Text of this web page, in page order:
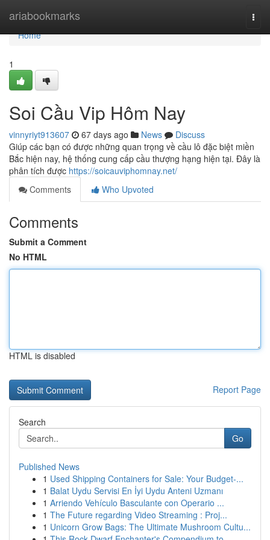
ariabookmarks
Home
Home
1
Soi Cầu Vip Hôm Nay
vinnyriyt913607 67 days ago News
Discuss
Giúp các bạn có được những quan trọng về cầu lô đặc biệt miền
Bắc hiện nay, hệ thống cung cấp cầu thượng hạng hiện tại. Đây là
phân tích được https://soicauviphomnay.net/
Comments
Who Upvoted
Comments
Submit a Comment
No HTML
HTML is disabled
Report Page
Search
Go
Published News
1 Used Shipping Containers for Sale: Your Budget-...
1 Balat Uydu Servisi En İyi Uydu Anteni Uzmanı
1 Arriendo Vehículo Basculante con Operario ...
1 The Future regarding Video Streaming : Proj...
1 Unicorn Grow Bags: The Ultimate Mushroom Cultu...